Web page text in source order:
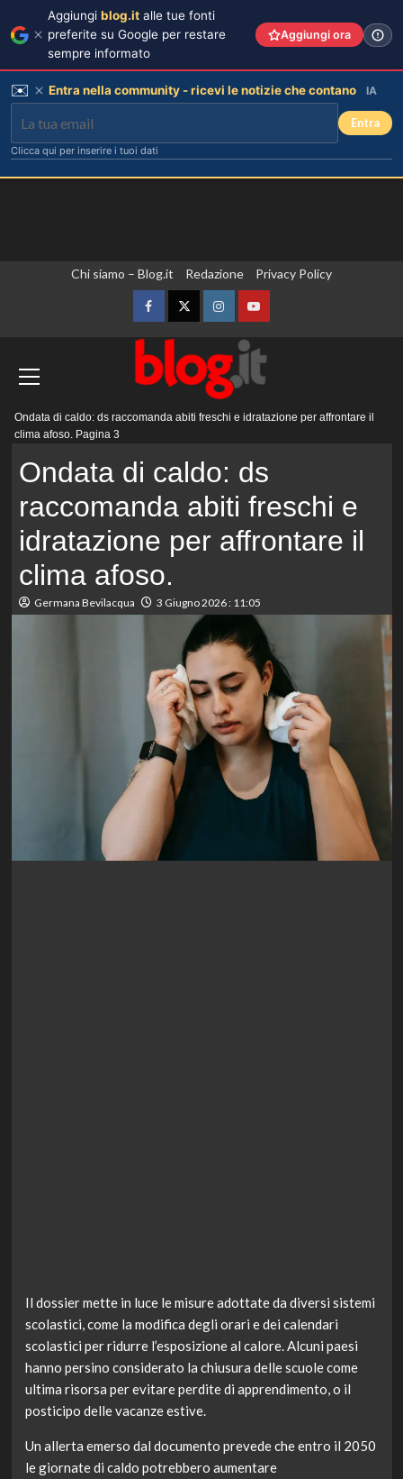
Chi siamo – Blog.it Redazione Privacy Policy
FacebookTwitterInstagramYouTube
principale
Ondata di caldo: ds raccomanda abiti freschi e idratazione per affrontare il
clima afoso. Pagina 3
Ondata di caldo: ds
raccomanda abiti freschi e
idratazione per affrontare il
clima afoso.
Germana Bevilacqua 3 Giugno 2026 : 11:05
Il dossier mette in luce le misure adottate da diversi sistemi
scolastici, come la modifica degli orari e dei calendari
scolastici per ridurre l’esposizione al calore. Alcuni paesi
hanno persino considerato la chiusura delle scuole come
ultima risorsa per evitare perdite di apprendimento, o il
posticipo delle vacanze estive.
Un allerta emerso dal documento prevede che entro il 2050
le giornate di caldo potrebbero aumentare
Aggiungi blog.it alle tue fonti
preferite su Google per restare
sempre informato
Aggiungi ora
✉️ Entra nella community - ricevi le notizie che contano IA
Entra
Clicca qui per inserire i tuoi dati